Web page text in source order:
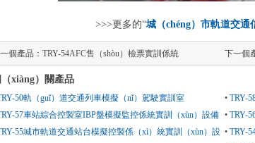
>>>更多的“城（chéng）市軌道交通
個產品： TRY-54AFC售（shòu）檢票實訓係統 下一個
xiàng）關產品
50軌（guǐ）道交通列車模擬（nǐ）駕駛實訓室 • TRY-
57車站綜合控製室IBP盤模擬監控係統實訓（xùn）設備 • TRY-
55城市軌道交通站台模擬控製係（xì）統實訓（xùn）設 • TRY-